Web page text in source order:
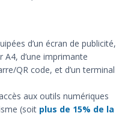
d’un écran de publicité,
A4, d’une imprimante
QR code, et d’un terminal
aux outils numériques
(soit plus de 15% de la